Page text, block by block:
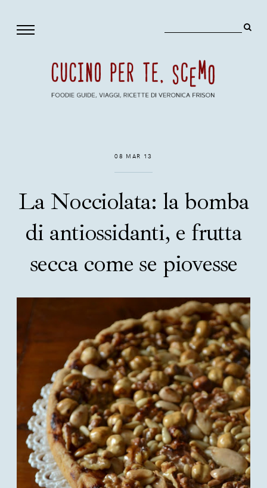
08 MAR 13
La Nocciolata: la bomba
di antiossidanti, e frutta
secca come se piovesse